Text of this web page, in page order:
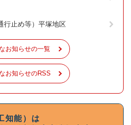
行止め等）平塚地区
お知らせの一覧
お知らせのRSS
知能）は